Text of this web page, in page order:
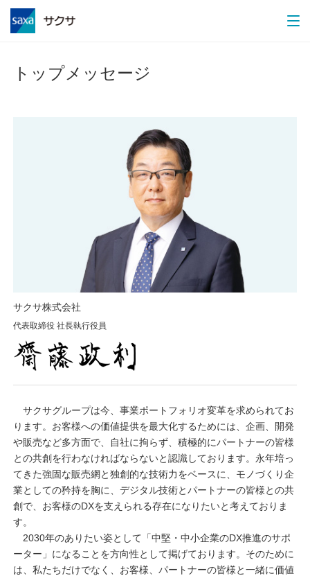
トップメッセージ
サクサ株式会社
代表取締役 社長執行役員
サクサグループは今、事業ポートフォリオ変革を求められてお
ります。お客様への価値提供を最大化するためには、企画、開発
や販売など多方面で、自社に拘らず、積極的にパートナーの皆様
との共創を行わなければならないと認識しております。永年培っ
てきた強固な販売網と独創的な技術力をベースに、モノづくり企
業としての矜持を胸に、デジタル技術とパートナーの皆様との共
創で、お客様のDXを支えられる存在になりたいと考えておりま
す。
2030年のありたい姿として「中堅・中小企業のDX推進のサポ
ーター」になることを方向性として掲げております。そのために
は、私たちだけでなく、お客様、パートナーの皆様と一緒に価値